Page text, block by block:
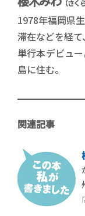
（さく
1978年福岡県
滞在などを経
単行本デビュ
島に住む。
関連記事